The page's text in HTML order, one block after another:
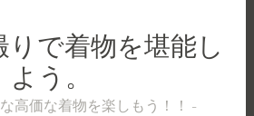
りで着物を堪能し
よう。
高価な着物を楽しもう！！